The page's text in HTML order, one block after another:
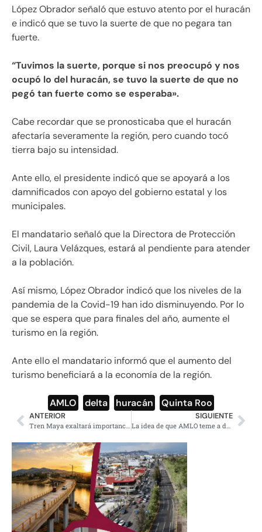
López Obrador señaló que estuvo atento por el huracán
e indicó que se tuvo la suerte de que no pegara tan
fuerte.
“Tuvimos la suerte, porque si nos preocupó y nos
ocupó lo del huracán, se tuvo la suerte de que no
pegó tan fuerte como se esperaba».
Cabe recordar que se pronosticaba que el huracán
afectaría severamente la región, pero cuando tocó
tierra bajo su intensidad.
Ante ello, el presidente indicó que se apoyará a los
damnificados con apoyo del gobierno estatal y los
municipales.
El mandatario señaló que la Directora de Protección
Civil, Laura Velázques, estará al pendiente para atender
a la población.
Así mismo, López Obrador indicó que los niveles de la
pandemia de la Covid-19 han ido disminuyendo. Por lo
que se espera que para finales del año, aumente el
turismo en la región.
Ante ello el mandatario informó que el aumento del
turismo beneficiará a la economía de la región.
AMLO delta huracán Quinta Roo
ANTERIOR
Tren Maya exaltará importancia cultural del sureste y fomentará el turismo: AMLO
SIGUIENTE
La idea de que AMLO teme a dos revistas es ridícula: Héctor Vasconcelos a The Economist